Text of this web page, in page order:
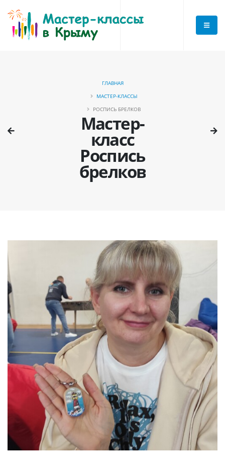
Мастер-
класс
Роспись
брелков
ГЛАВНАЯ
МАСТЕР-КЛАССЫ
РОСПИСЬ БРЕЛКОВ